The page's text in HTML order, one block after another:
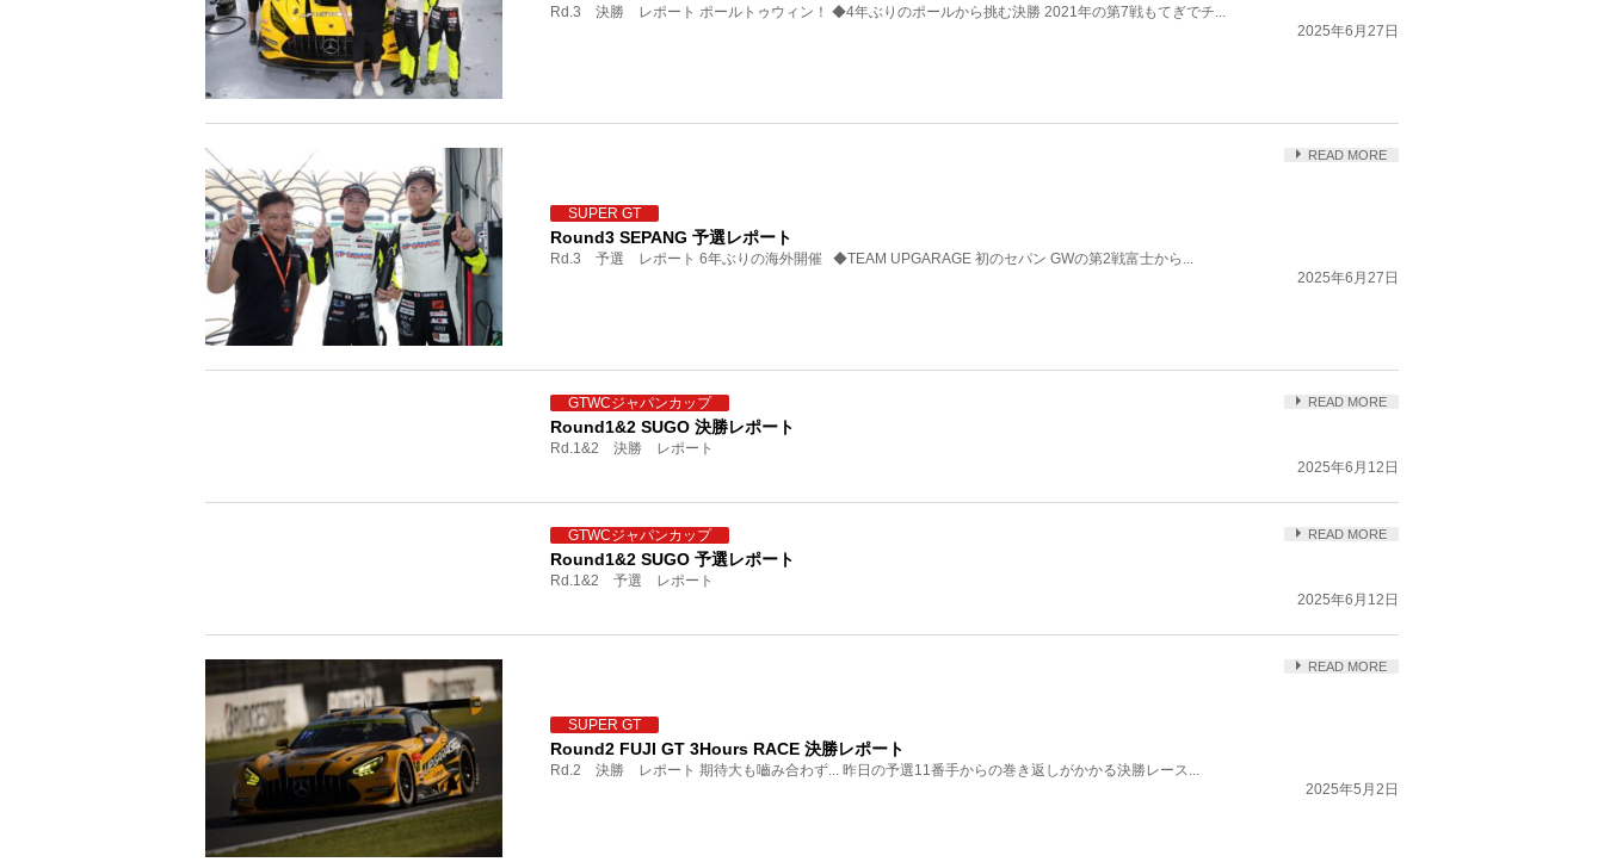
Rd.3 決勝 レポート ポールトゥウィン！ ◆4年ぶりのポールから挑む決勝 2021年の第7戦もてぎでチ...
2025年6月27日
READ MORE
SUPER GT
Round3 SEPANG 予選レポート
Rd.3 予選 レポート 6年ぶりの海外開催 ◆TEAM UPGARAGE 初のセパン GWの第2戦富士から...
2025年6月27日
READ MORE
GTWCジャパンカップ
Round1&2 SUGO 決勝レポート
Rd.1&2 決勝 レポート
2025年6月12日
READ MORE
GTWCジャパンカップ
Round1&2 SUGO 予選レポート
Rd.1&2 予選 レポート
2025年6月12日
READ MORE
SUPER GT
Round2 FUJI GT 3Hours RACE 決勝レポート
Rd.2 決勝 レポート 期待大も嚙み合わず... 昨日の予選11番手からの巻き返しがかかる決勝レース...
2025年5月2日